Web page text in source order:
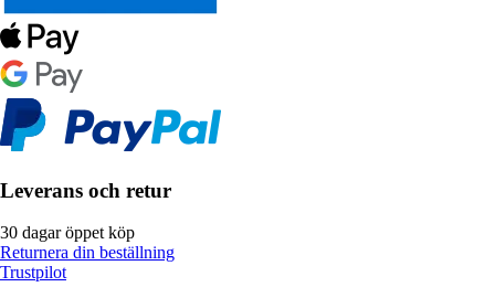
Leverans och retur
30 dagar öppet köp
Returnera din beställning
Trustpilot